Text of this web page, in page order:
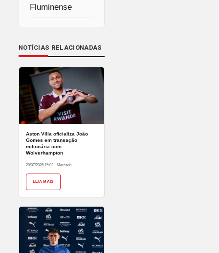
Fluminense
NOTÍCIAS RELACIONADAS
Aston Villa oficializa João
Gomes em transação
milionária com
Wolverhampton
20/07/2026 15:02 · Mercado
LEIA MAIS